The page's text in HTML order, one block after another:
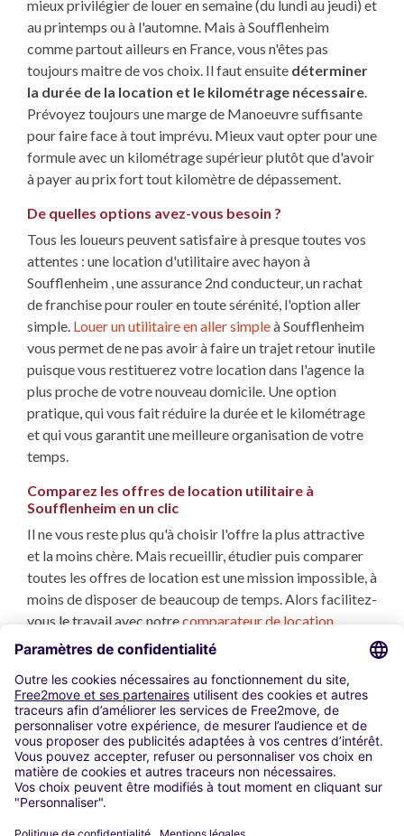
mieux privilégier de louer en semaine (du lundi au jeudi) et
au printemps ou à l'automne. Mais à Soufflenheim
comme partout ailleurs en France, vous n'êtes pas
toujours maitre de vos choix. Il faut ensuite déterminer
la durée de la location et le kilométrage nécessaire.
Prévoyez toujours une marge de Manoeuvre suffisante
pour faire face à tout imprévu. Mieux vaut opter pour une
formule avec un kilométrage supérieur plutôt que d'avoir
à payer au prix fort tout kilomètre de dépassement.
De quelles options avez-vous besoin ?
Tous les loueurs peuvent satisfaire à presque toutes vos
attentes : une location d'utilitaire avec hayon à
Soufflenheim , une assurance 2nd conducteur, un rachat
de franchise pour rouler en toute sérénité, l'option aller
simple. Louer un utilitaire en aller simpleà Soufflenheim
vous permet de ne pas avoir à faire un trajet retour inutile
puisque vous restituerez votre location dans l'agence la
plus proche de votre nouveau domicile. Une option
pratique, qui vous fait réduire la durée et le kilométrage
et qui vous garantit une meilleure organisation de votre
temps.
Comparez les offres de location utilitaire à
Soufflenheim en un clic
Il ne vous reste plus qu'à choisir l'offre la plus attractive
et la moins chère. Mais recueillir, étudier puis comparer
toutes les offres de location est une mission impossible, à
moins de disposer de beaucoup de temps. Alors facilitez-
vous le travail avec notrecomparateur de location
utilitaire. Nous analysons et comparons toutes les
critères, et en quelques secondes vous disposez des
propositions les plus avantageuses.
Utilisation de cookies
Mentions Légales